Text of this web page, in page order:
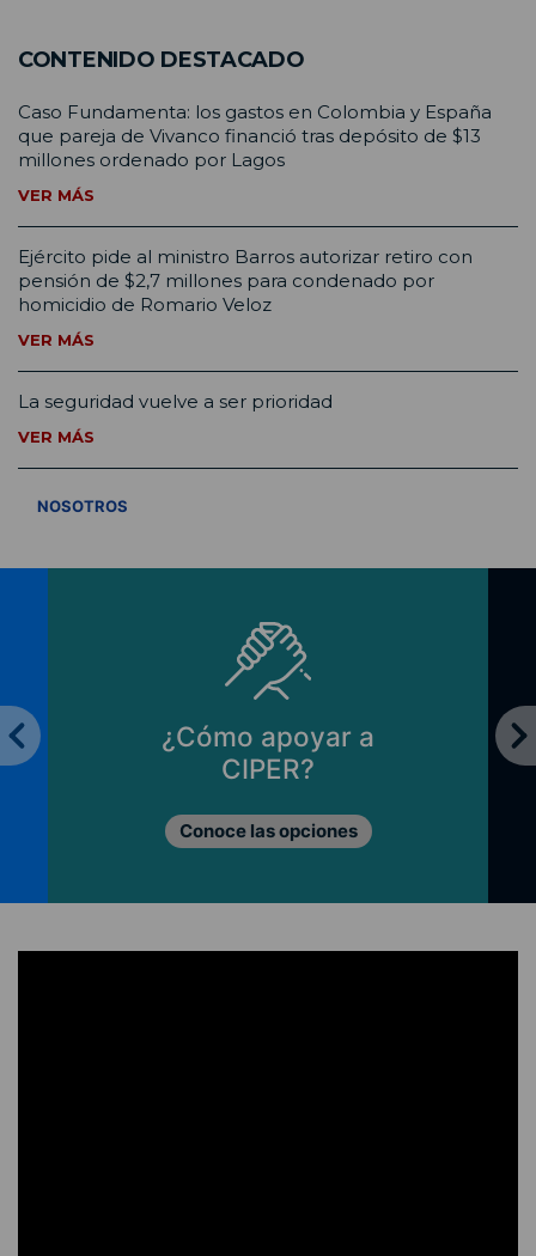
CONTENIDO DESTACADO
Caso Fundamenta: los gastos en Colombia y España
que pareja de Vivanco financió tras depósito de $13
millones ordenado por Lagos
VER MÁS
Ejército pide al ministro Barros autorizar retiro con
pensión de $2,7 millones para condenado por
homicidio de Romario Veloz
VER MÁS
La seguridad vuelve a ser prioridad
VER MÁS
NOSOTROS
¿Cómo apoyar a
CIPER?
Conoce las opciones